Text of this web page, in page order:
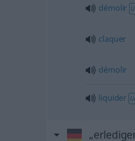
démolir
claquer
démolir
liquider